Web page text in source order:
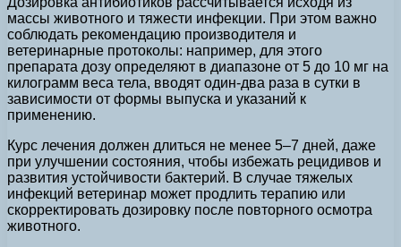
массы животного и тяжести инфекции. При этом важно
соблюдать рекомендацию производителя и
ветеринарные протоколы: например, для этого
препарата дозу определяют в диапазоне от 5 до 10 мг на
килограмм веса тела, вводят один-два раза в сутки в
зависимости от формы выпуска и указаний к
применению.
Курс лечения должен длиться не менее 5–7 дней, даже
при улучшении состояния, чтобы избежать рецидивов и
развития устойчивости бактерий. В случае тяжелых
инфекций ветеринар может продлить терапию или
скорректировать дозировку после повторного осмотра
животного.